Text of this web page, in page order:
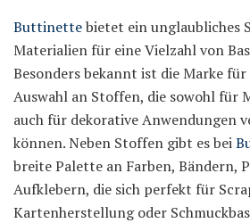
Buttinettebietet ein unglaubliches
Materialien für eine Vielzahl von
Besonders bekannt ist die Marke
Auswahl an Stoffen, die sowohl für
auch für dekorative Anwendungen
können. Neben Stoffen gibt es bei
breite Palette an Farben, Bändern,
Aufklebern, die sich perfekt für
Kartenherstellung oder